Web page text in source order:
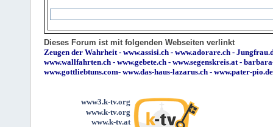
Dieses Forum ist mit folgenden Webseiten verlinkt
Zeugen der Wahrheit - www.assisi.ch - www.adorare.ch -
www.wallfahrten.ch - www.gebete.ch - www.segenskreis.at -
www.gottliebtuns.com- www.das-haus-lazarus.ch - www.pater-pio.de
www3.k-tv.org
www.k-tv.org
www.k-tv.at